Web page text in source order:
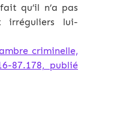
qu’il n’a pas
irréguliers lui-
criminelle,
87.178, publié